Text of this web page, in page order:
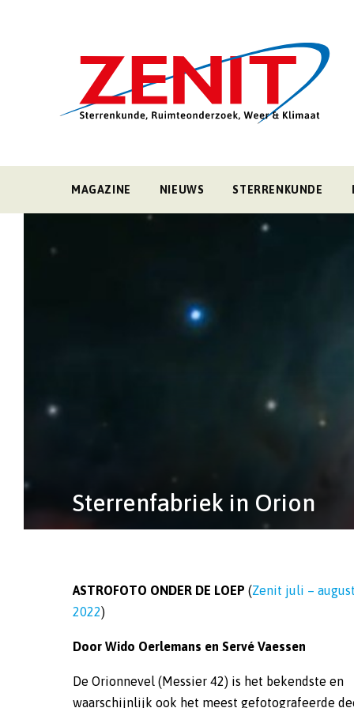
MAGAZINE NIEUWS STERRENKUNDE
Sterrenfabriek in Orion
ASTROFOTO ONDER DE LOEP (Zenit juli –
2022)
Door Wido Oerlemans en Servé Vaessen
De Orionnevel (Messier 42) is het bekendste en
waarschijnlijk ook het meest gefotografeerde